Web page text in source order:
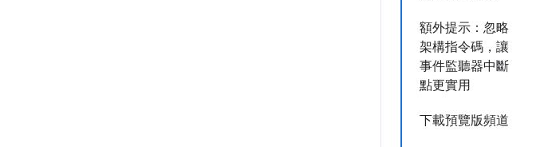
額外提示：忽略
架構指令碼，讓
事件監聽器中斷
點更實用
下載預覽版頻道